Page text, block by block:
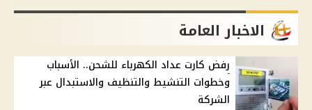
الاخبار العامة
رفض كارت عداد الكهرباء للشحن.. الأسباب
وخطوات التنشيط والتنظيف والاستبدال عبر
الشركة